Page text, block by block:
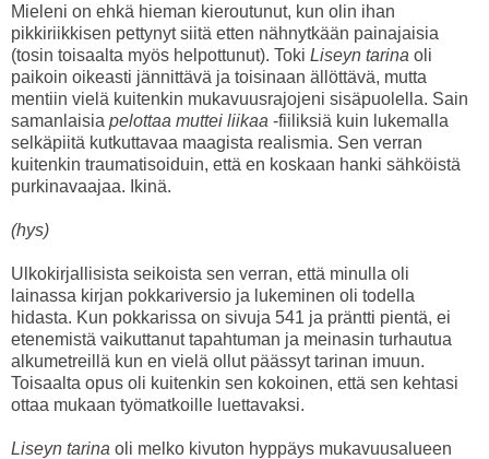
Mieleni on ehkä hieman kieroutunut, kun olin ihan
pikkiriikkisen pettynyt siitä etten nähnytkään painajaisia
(tosin toisaalta myös helpottunut). Toki Liseyn tarina oli
paikoin oikeasti jännittävä ja toisinaan ällöttävä, mutta
mentiin vielä kuitenkin mukavuusrajojeni sisäpuolella. Sain
samanlaisia pelottaa muttei liikaa -fiiliksiä kuin lukemalla
selkäpiitä kutkuttavaa maagista realismia. Sen verran
kuitenkin traumatisoiduin, että en koskaan hanki sähköistä
purkinavaajaa. Ikinä.
(hys)
Ulkokirjallisista seikoista sen verran, että minulla oli
lainassa kirjan pokkariversio ja lukeminen oli todella
hidasta. Kun pokkarissa on sivuja 541 ja präntti pientä, ei
etenemistä vaikuttanut tapahtuman ja meinasin turhautua
alkumetreillä kun en vielä ollut päässyt tarinan imuun.
Toisaalta opus oli kuitenkin sen kokoinen, että sen kehtasi
ottaa mukaan työmatkoille luettavaksi.
Liseyn tarina oli melko kivuton hyppäys mukavuusalueen